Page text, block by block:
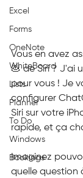
Excel
Forms
OneNote
WhiteBoard
Lists
Planner
To Do
Windows
Bookings
Vous en avez
💩 de Siri ? J'ai
pour vous ! Je
configurer
Siri sur votre
rapide, et ça
Imaginez
quelle question